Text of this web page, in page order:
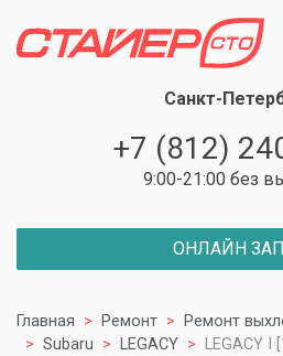
Санкт-
+7 (812)
9:00-21:00 без
ОНЛАЙН
Главная Ремонт Ремонт
Subaru
LEGACY LEGACY I